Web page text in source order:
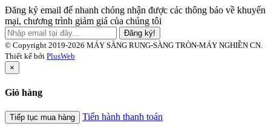
Đăng ký email để nhanh chóng nhận được các thông báo về khuyến
mại, chương trình giảm giá của chúng tôi
Đăng ký!
© Copyright 2019-2026 MÁY SÀNG RUNG-SÀNG TRÒN-MÁY NGHIỀN CN.
Thiết kế bởi PlusWeb
×
Giỏ hàng
Tiếp tục mua hàng Tiến hành thanh toán